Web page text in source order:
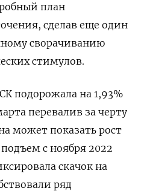
план
сделав еще один
сворачиванию
стимулов.
подорожала на 1,93%​
перевалив за черту
может показать рост
с ноября 2022
скачок на
ряд